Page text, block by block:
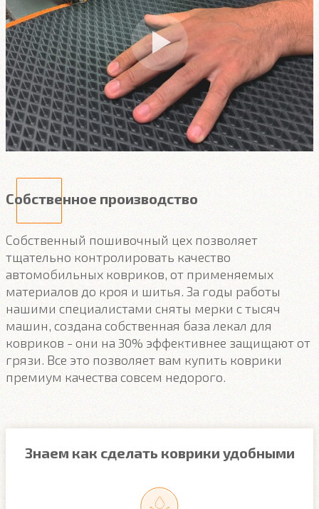
Собственное производство
Собственный пошивочный цех позволяет
тщательно контролировать качество
автомобильных ковриков, от применяемых
материалов до кроя и шитья. За годы работы
нашими специалистами сняты мерки с тысяч
машин, создана собственная база лекал для
ковриков - они на 30% эффективнее защищают от
грязи. Все это позволяет вам купить коврики
премиум качества совсем недорого.
Знаем как сделать коврики удобными